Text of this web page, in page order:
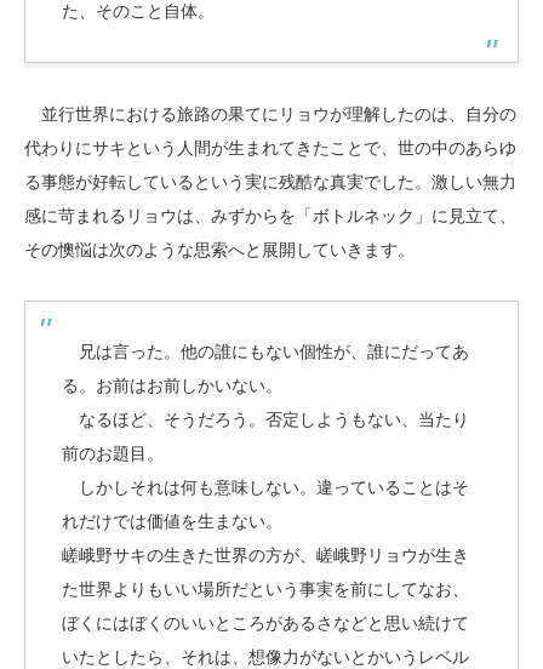
た、そのこと自体。
並行世界における旅路の果てにリョウが理解したのは、自分の
代わりにサキという人間が生まれてきたことで、世の中のあらゆ
る事態が好転しているという実に残酷な真実でした。激しい無力
感に苛まれるリョウは、みずからを「ボトルネック」に見立て、
その懊悩は次のような思索へと展開していきます。
兄は言った。他の誰にもない個性が、誰にだってあ
る。お前はお前しかいない。
なるほど、そうだろう。否定しようもない、当たり
前のお題目。
しかしそれは何も意味しない。違っていることはそ
れだけでは価値を生まない。
嵯峨野サキの生きた世界の方が、嵯峨野リョウが生き
た世界よりもいい場所だという事実を前にしてなお、
ぼくにはぼくのいいところがあるさなどと思い続けて
いたとしたら、それは、想像力がないとかいうレベル